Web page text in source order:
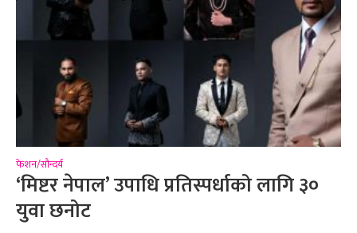
फेशन/सौन्दर्य
‘मिष्टर नेपाल’ उपाधि प्रतिस्पर्धाको लागि ३०
युवा छनोट